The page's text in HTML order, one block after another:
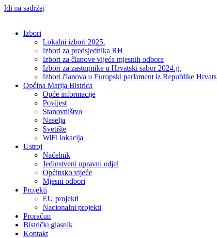
Idi na sadržaj
Izbori
Lokalni izbori 2025.
Izbori za predsjednika RH
Izbori za članove vijeća mjesnih odbora
Izbori za zastupnike u Hrvatski sabor 2024.g.
Izbori članova u Europski parlament iz Republike
Općina Marija Bistrica
Opće informacije
Povijest
Stanovništvo
Naselja
Svetište
WiFi lokacija
Ustroj
Načelnik
Jedinstveni upravni odjel
Općinsko vijeće
Mjesni odbori
Projekti
EU projekti
Nacionalni projekti
Proračun
Bistrički glasnik
Kontakt